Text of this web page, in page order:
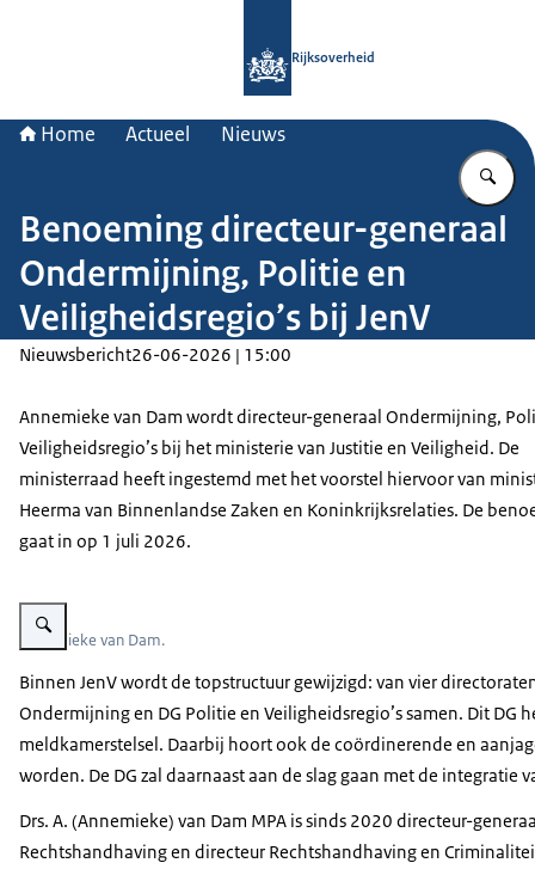
Rijksoverheid
Home Actueel Nieuws
Benoeming directeur-generaal
Ondermijning, Politie en
Veiligheidsregio’s bij JenV
Nieuwsbericht26-06-2026 | 15:00
Annemieke van Dam wordt directeur-generaal Ondermijning,
Veiligheidsregio’s bij het ministerie van Justitie en Veiligheid. De
ministerraad heeft ingestemd met het voorstel hiervoor van
Heerma van Binnenlandse Zaken en Koninkrijksrelaties. De
gaat in op 1 juli 2026.
Vergroot afbeelding Annemieke van Dam.
Annemieke van Dam.
Binnen JenV wordt de topstructuur gewijzigd: van vier
Ondermijning en DG Politie en Veiligheidsregio’s samen. Dit
meldkamerstelsel. Daarbij hoort ook de coördinerende en
worden. De DG zal daarnaast aan de slag gaan met de integratie
Drs. A. (Annemieke) van Dam MPA is sinds 2020 directeur-
Rechtshandhaving en directeur Rechtshandhaving en